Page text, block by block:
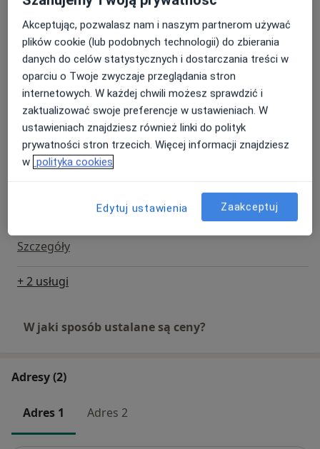
Konsultacja fizjoterapeutyczna
Szczegóły
Konsultacja fizjoterapeutyczna (kolejna wizyta)
Szczegóły
Fizjoterapia uroginekologiczna
Szczegóły
Masaż tkanek głębokich
Szczegóły
+ 2 usługi
W jaki sposób ustalane są ceny?
Adresy (2)
Adres 1 Adres 2
Akceptując, pozwalasz nam i naszym partnerom używać
plików cookie (lub podobnych technologii) do zbierania
danych do celów statystycznych i dostarczania treści w
oparciu o Twoje zwyczaje przeglądania stron
internetowych. W każdej chwili możesz sprawdzić i
zaktualizować swoje preferencje w ustawieniach. W
ustawieniach znajdziesz również linki do polityk
prywatności stron trzecich. Więcej informacji znajdziesz
w polityka cookies
Edytuj ustawienia Zaakceptuj